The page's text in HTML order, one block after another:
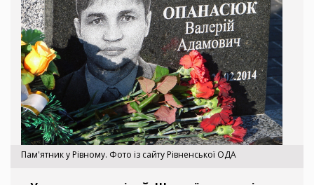
Пам'ятник у Рівному. Фото із сайту Рівненської ОДА